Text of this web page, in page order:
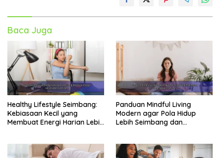
Baca Juga
Healthy Lifestyle Seimbang:
Kebiasaan Kecil yang
Membuat Energi Harian Lebih
Panduan Mindful Living
Modern agar Pola Hidup
Lebih Seimbang dan